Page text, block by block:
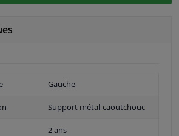
Gauche
Support métal-caoutchouc
2 ans